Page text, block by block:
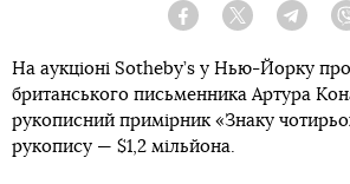
Facebook Twitter
На аукціоні Sotheby’s у Нью-Йорку
британського письменника Артура
рукописний примірник «Знаку
рукопису — $1,2 мільйона.